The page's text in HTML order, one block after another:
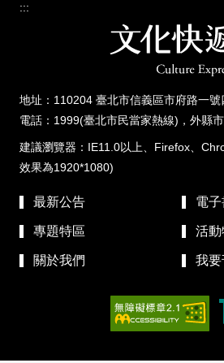
:::
地址：110204 臺北市信義區市府路一號
電話：1999(臺北市民當家熱線)，外縣
建議瀏覽器：IE11.0以上、Firefox、
效果為1920*1080)
最新公告 電
專題特區 活動
關於我們 我要